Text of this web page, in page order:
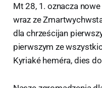
Mt 28, 1. oznacza
wraz ze
dla chrześcijan
pierwszym ze
Kyriaké heméra, dies